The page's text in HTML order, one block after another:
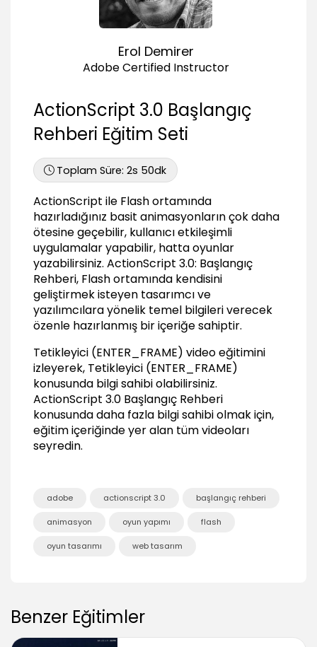
Trace metodunun kullanımı
Kod içinde açıklama satırları
Olaylar ve olay dinleyicilere genel bakış
02:03
04:00
Sürükle bırak işlemi (Mouse Event)
06:56
Klavye olayları (KeyboardEvent)
03:41
Tetikleyici (ENTER_FRAME)
06:18
Koşullu İfadeler
Koşullu ifadeler nelerdir? Ne için kullanılırlar?
If..else..if koşullu ifadesinin kullanımı
09:06
Switch Case koşullu ifadesinin kullanımı
06:01
Döngüler
Döngülere genel bakış
For döngüsünün kullanımı
04:44
While döngüsünün kullanımı
03:04
Veri türleri ve farkları nelerdir?
01:51
Erol Demirer
Adobe Certified Instructor
ActionScript 3.0 Başlangıç
Rehberi Eğitim Seti
Toplam Süre:2s 50dk
ActionScript ile Flash ortamında
hazırladığınız basit animasyonların çok daha
ötesine geçebilir, kullanıcı etkileşimli
uygulamalar yapabilir, hatta oyunlar
yazabilirsiniz. ActionScript 3.0: Başlangıç
Rehberi, Flash ortamında kendisini
geliştirmek isteyen tasarımcı ve
yazılımcılara yönelik temel bilgileri verecek
özenle hazırlanmış bir içeriğe sahiptir.
Tetikleyici (ENTER_FRAME) video eğitimini
izleyerek, Tetikleyici (ENTER_FRAME)
konusunda bilgi sahibi olabilirsiniz.
ActionScript 3.0 Başlangıç Rehberi
konusunda daha fazla bilgi sahibi olmak için,
eğitim içeriğinde yer alan tüm videoları
seyredin.
adobe actionscript 3.0 başlangıç rehberi
animasyon oyun yapımı flash
oyun tasarımı web tasarım
Benzer Eğitimler